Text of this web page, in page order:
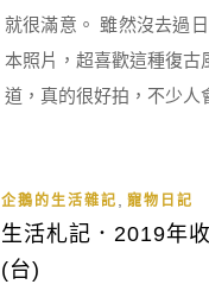
就很滿意。 雖然沒去過
本照片，超喜歡這種復古
道，真的很好拍，不少
企鵝的生活雜記 寵物日記
生活札記．2019年
(台)